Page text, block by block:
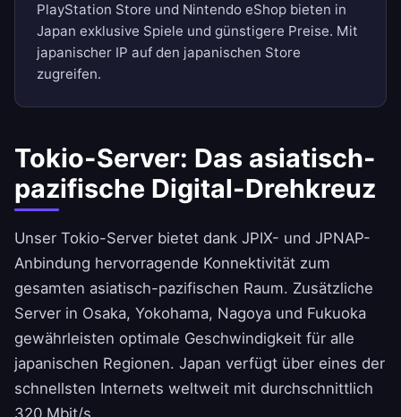
PlayStation Store und Nintendo eShop bieten in
Japan exklusive Spiele und günstigere Preise. Mit
japanischer IP auf den japanischen Store
zugreifen.
Tokio-Server: Das asiatisch-
pazifische Digital-Drehkreuz
Unser Tokio-Server bietet dank JPIX- und JPNAP-
Anbindung hervorragende Konnektivität zum
gesamten asiatisch-pazifischen Raum. Zusätzliche
Server in Osaka, Yokohama, Nagoya und Fukuoka
gewährleisten optimale Geschwindigkeit für alle
japanischen Regionen. Japan verfügt über eines der
schnellsten Internets weltweit mit durchschnittlich